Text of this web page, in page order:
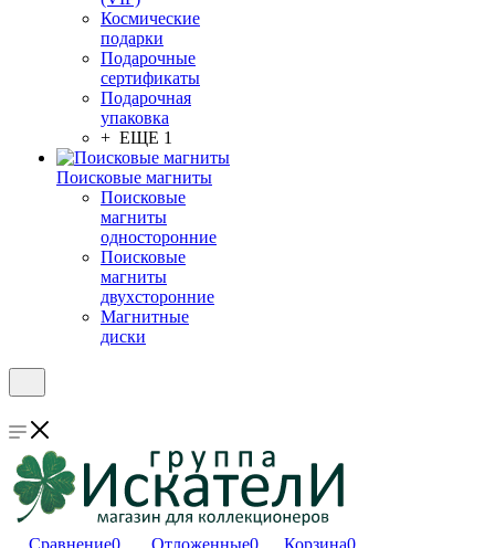
Космические
подарки
Подарочные
сертификаты
Подарочная
упаковка
+ ЕЩЕ 1
Поисковые магниты
Поисковые
магниты
односторонние
Поисковые
магниты
двухсторонние
Магнитные
диски
Сравнение0 Отложенные0 Корзина0